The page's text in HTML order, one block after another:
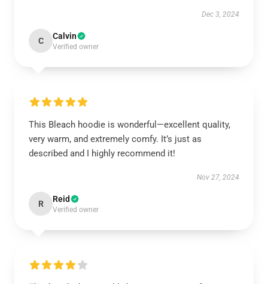
Dec 3, 2024
C Calvin
Verified owner
This Bleach hoodie is wonderful—excellent quality,
very warm, and extremely comfy. It’s just as
described and I highly recommend it!
Nov 27, 2024
R Reid
Verified owner